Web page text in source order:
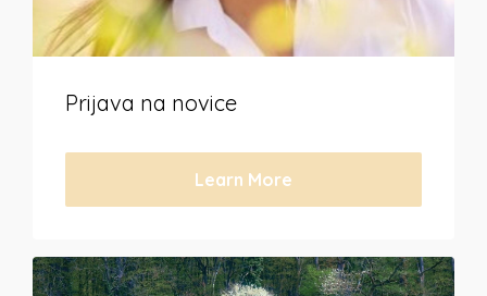
Prijava na novice
Learn More